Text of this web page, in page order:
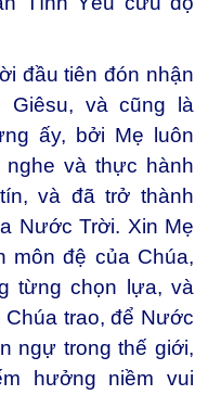
đầu tiên đón nhận
và cũng là
ấy, bởi Mẹ luôn
và thực hành
và đã trở thành
Nước Trời. Xin Mẹ
môn đệ của Chúa,
từng chọn lựa, và
trao, để Nước
ngự trong thế giới,
hưởng niềm vui